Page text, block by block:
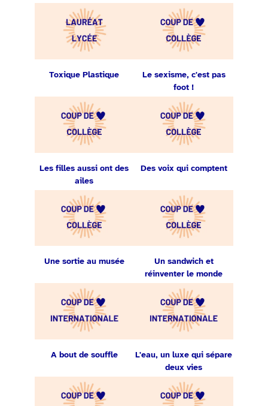
Toxique Plastique
Le sexisme, c'est pas
foot !
Les filles aussi ont des
ailes
Des voix qui comptent
Une sortie au musée
Un sandwich et
réinventer le monde
A bout de souffle
L'eau, un luxe qui sépare
deux vies